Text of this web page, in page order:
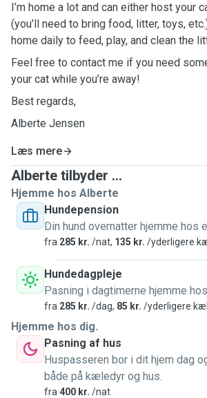
I’m home a lot and can either host your
(you’ll need to bring food, litter, toys,
home daily to feed, play, and clean the
Feel free to contact me if you need
your cat while you’re away!
Best regards,
Alberte Jensen
Læs mere
Alberte tilbyder ...
Hjemme hos Alberte
Hundepension
Din hund overnatter hjemme hos
fra 285 kr. /nat, 135 kr. /yderligere
Hundedagpleje
Pasning i dagtimerne hjemme
fra 285 kr. /dag, 85 kr. /yderligere
Hjemme hos dig.
Pasning af hus
Huspasseren bor i dit hjem dag
både på kæledyr og hus.
fra 400 kr. /nat